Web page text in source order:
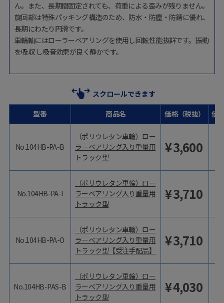
ん。また、長期間固定されても、荷重による歪みが残りません。
旋回部は特殊パッキング構造のため、防水・防塵・防錆に優れ、
長期にわたり円滑です。
車輪軸にはローラーベアリングを使用し回転性能抜群です。振動
を吸収 し吸音効果が良く静かです。
スクロールできます
型番
No.104HB-PA-B
No.104HB-PA-I
No.104HB-PA-O
No.104HB-PAS-B
商品名 価格（税抜） 価
（ポリウレタン車輪）ロー
ラーベアリング入り重量用
トラック型
¥3,600
（ポリウレタン車輪）ロー
ラーベアリング入り重量用
トラック型
¥3,710
（ポリウレタン車輪）ロー
ラーベアリング入り重量用
トラック型【受注手配品】
¥3,710
（ポリウレタン車輪）ロー
ラーベアリング入り重量用
トラック型
¥4,030